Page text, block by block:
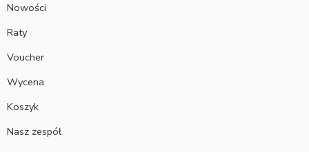
Nowości
Raty
Voucher
Wycena
Koszyk
Nasz zespół